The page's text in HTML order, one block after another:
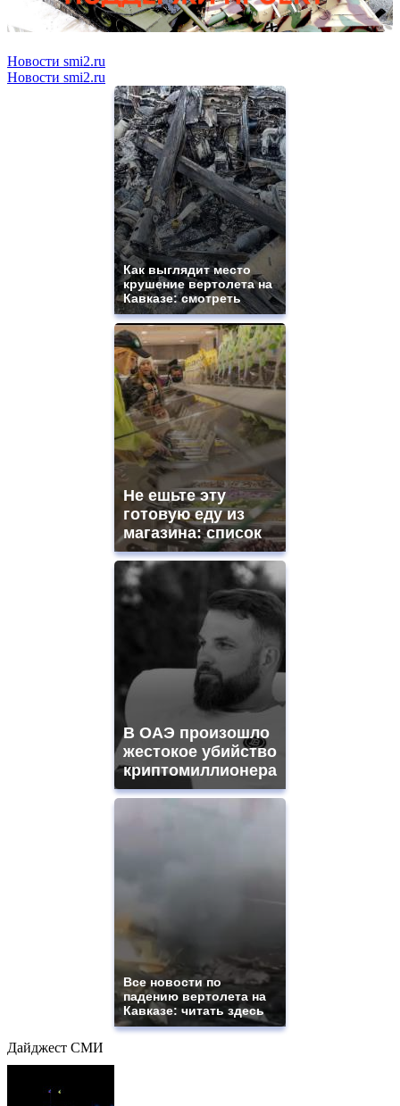
Новости smi2.ru
Новости smi2.ru
Как выглядит место
крушение вертолета на
Кавказе: смотреть
Не ешьте эту
готовую еду из
магазина: список
В ОАЭ произошло
жестокое убийство
криптомиллионера
Все новости по
падению вертолета на
Кавказе: читать здесь
Дайджест СМИ